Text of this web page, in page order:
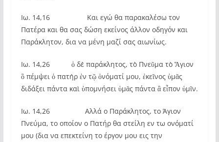
Ιω. 14,16 Και εγώ θα παρακαλέσω τον
Πατέρα και θα σας δώση εκείνος άλλον οδηγόν και
Παράκλητον, δια να μένη μαζί σας αιωνίως.
Ιω. 14,26 ὁ δὲ παράκλητος, τὸ Πνεῦμα τὸ Ἅγιον
ὃ πέμψει ὁ πατὴρ ἐν τῷ ὀνόματί μου, ἐκεῖνος ὑμᾶς
διδάξει πάντα καὶ ὑπομνήσει ὑμᾶς πάντα ἃ εἶπον ὑμῖν.
Ιω. 14,26 Αλλά ο Παράκλητος, το Άγιον
Πνεύμα, το οποίον ο Πατήρ θα στείλη εν τω ονόματί
μου (δια να επεκτείνη το έργον μου εις την